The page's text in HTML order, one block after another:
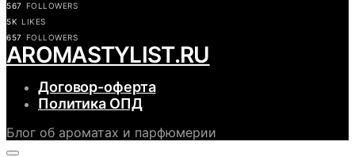
567 FOLLOWERS
5K LIKES
657 FOLLOWERS
АROMASTYLIST.RU
Договор-оферта
Политика ОПД
Блог об ароматах и парфюмерии